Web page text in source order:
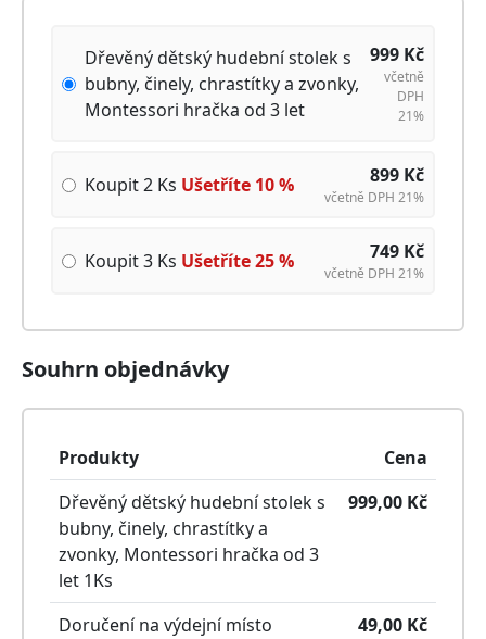
Dřevěný dětský hudební stolek s
bubny, činely, chrastítky a zvonky,
Montessori hračka od 3 let
999 Kč
včetně
DPH
21%
Koupit 2 Ks Ušetříte 10% 899 Kč
včetně DPH 21%
Koupit 3 Ks Ušetříte25% 749 Kč
včetně DPH 21%
Souhrn objednávky
Produkty
Cena
Dřevěný dětský hudební stolek s
bubny, činely, chrastítky a
zvonky, Montessori hračka od 3
let 1Ks
999,00 Kč
Doručení na výdejní místo 49,00 Kč